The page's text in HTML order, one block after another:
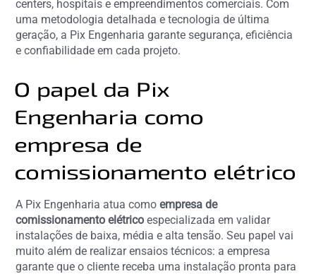
centers, hospitais e empreendimentos comerciais. Com
uma metodologia detalhada e tecnologia de última
geração, a Pix Engenharia garante segurança, eficiência
e confiabilidade em cada projeto.
O papel da Pix
Engenharia como
empresa de
comissionamento elétrico
A Pix Engenharia atua comoempresa de
comissionamento elétrico especializada em validar
instalações de baixa, média e alta tensão. Seu papel vai
muito além de realizar ensaios técnicos: a empresa
garante que o cliente receba uma instalação pronta para